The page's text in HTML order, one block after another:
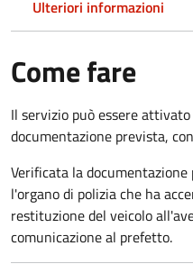
Ulteriori informazioni
Come fare
Il servizio può essere
documentazione prevista,
Verificata la
l'organo di polizia che ha
restituzione del veicolo
comunicazione al prefetto.